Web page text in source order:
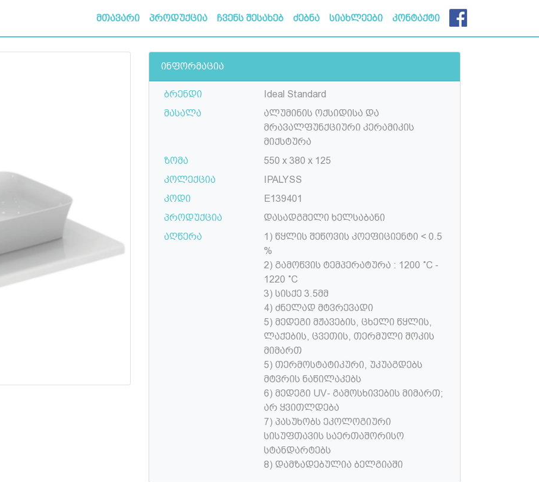
მთავარი პროდუქცია ჩვენს შესახებ ძებნა სიახლეები კონტაქტი
ინფორმაცია
ბრენდი
Ideal Standard
მასალა
ალუმინის ოქსიდისა და
მრავალფუნქციური კერამიკის
მიქსტურა
ზომა
550 x 380 x 125
კოლექცია
IPALYSS
კოდი
E139401
პროდუქცია
დასადგმელი ხელსაბანი
აღწერა
1) წყლის შეწოვის კოეფიციენტი < 0.5
%
2) გამოწვის ტემპერატურა : 1200 ˚C -
1220 ˚C
3) სისქე 3.5მმ
4) ძნელად მტვრევადი
5) მედეგი მჟავების, ცხელი წყლის,
ლაქების, ცვეთის, თერმული შოკის
მიმართ
5) თერმოსტატიკური, უკუაგდებს
მტვრის ნაწილაკებს
6) მედეგი UV- გამოსხივების მიმართ;
არ ყვითლდება
7) პასუხობს ეკოლოგიური
სისუფთავის საერთაშორისო
სტანდარტებს
8) დამზადებულია ბელგიაში